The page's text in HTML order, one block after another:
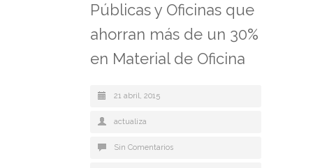
Públicas y Oficinas que
ahorran más de un 30%
en Material de Oficina
21 abril, 2015
actualiza
Sin Comentarios